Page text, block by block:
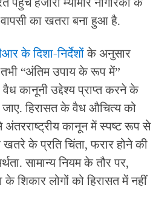
हजारों म्यांमार नागरिकों के
वापसी का खतरा बना हुआ है.
के दिशा-निर्देशोंके अनुसार
“अंतिम उपाय के रूप में”
कानूनी उद्देश्य प्राप्त करने के
हिरासत के वैध औचित्य को
अंतरराष्ट्रीय कानून में स्पष्ट रूप से
के प्रति चिंता, फरार होने की
सामान्य नियम के तौर पर,
के शिकार लोगों को हिरासत में नहीं